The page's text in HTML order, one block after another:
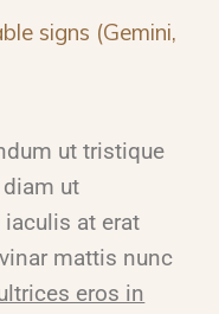
signs (Gemini,
ut tristique
ut
at erat
mattis nunc
eros in